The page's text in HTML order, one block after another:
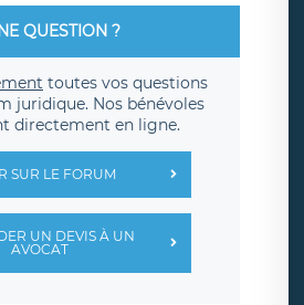
QUESTION ?
toutes vos questions
juridique. Nos bénévoles
directement en ligne.
SUR LE FORUM
UN DEVIS À UN
AVOCAT